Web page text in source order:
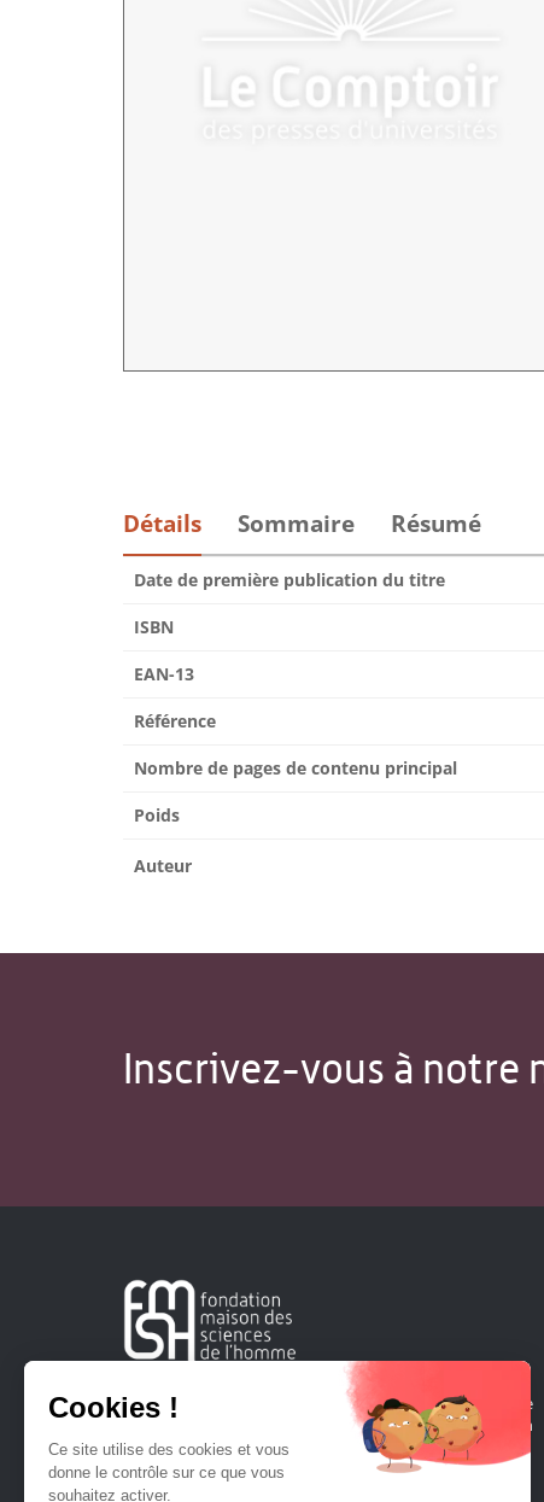
Détails Sommaire Résumé
Date de première publication du titre
ISBN
EAN-13
Référence
Nombre de pages de contenu principal
Poids
Auteur
Inscrivez-vous à notre
Créée en 1963, la Fondation Maison Sciences de l'Homme
soutient la recherche et la diffusion des connaissances en
sciences humaines et sociales.